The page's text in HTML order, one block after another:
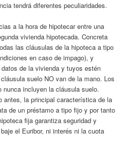
tendrá diferentes peculiaridades.
a la hora de hipotecar entre una
vivienda hipotecada. Concreta
las cláusulas de la hipoteca a tipo
en caso de impago), y
de la vivienda y tuyos estén
suelo NO van de la mano. Los
incluyen la cláusula suelo.
antes, la principal característica de la
de un préstamo a tipo fijo y por tanto
fija garantiza seguridad y
el Euribor, ni interés ni la cuota